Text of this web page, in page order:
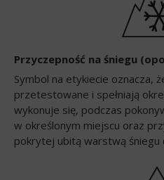
Przyczepność na śniegu
Symbol na etykiecie oznacza,
przetestowane i spełniają
wykonuje się, podczas
w określonym miejscu oraz
pokrytej ubitą warstwą śniegu